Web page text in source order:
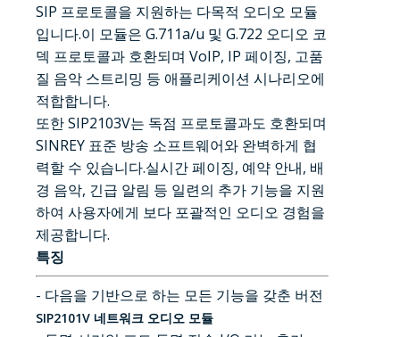
SIP 프로토콜을 지원하는 다목적 오디오 모듈
입니다.이 모듈은 G.711a/u 및 G.722 오디오 코
덱 프로토콜과 호환되며 VoIP, IP 페이징, 고품
질 음악 스트리밍 등 애플리케이션 시나리오에
적합합니다.
또한 SIP2103V는 독점 프로토콜과도 호환되며
SINREY 표준 방송 소프트웨어와 완벽하게 협
력할 수 있습니다.실시간 페이징, 예약 안내, 배
경 음악, 긴급 알림 등 일련의 추가 기능을 지원
하여 사용자에게 보다 포괄적인 오디오 경험을
제공합니다.
특징
- 다음을 기반으로 하는 모든 기능을 갖춘 버전
SIP2101V 네트워크 오디오 모듈